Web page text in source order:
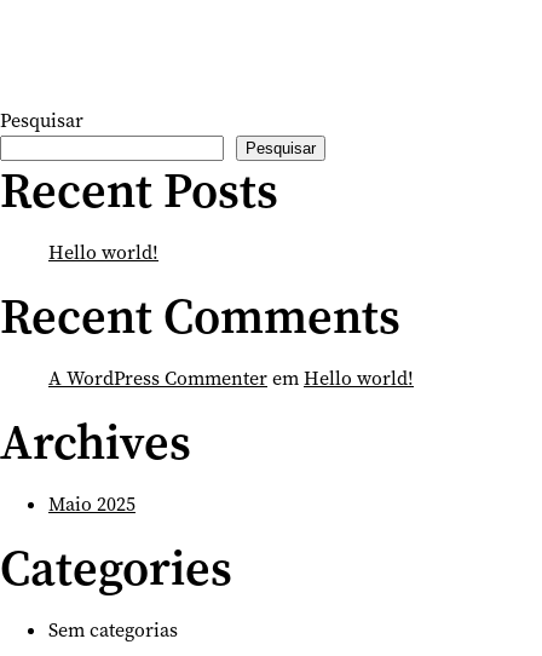
Pesquisar
Pesquisar
Recent Posts
Hello world!
Recent Comments
A WordPress CommenteremHello world!
Archives
Maio 2025
Categories
Sem categorias
10.05 — 23.11.2025
Terça a Domingo
10:00—18:00
San Marco 3415
Vaporetto 1 Sant Angelo
Vaporetto 82 San Samuele
hello[at]paraisohoje.pt
IMPRENSA